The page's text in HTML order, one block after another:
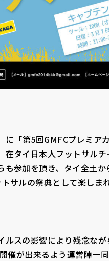
に「第5回GMFCプレミア
在タイ日本人フットサル
も参加を頂き、タイ全土
サルの祭典として楽しま
ルスの影響により残念な
催が出来るよう運営陣一